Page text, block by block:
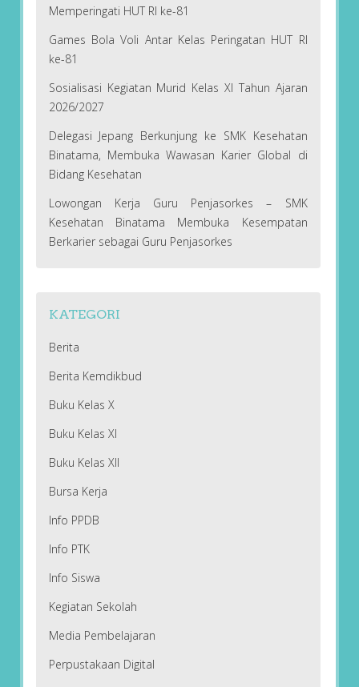
Memperingati HUT RI ke-81
Games Bola Voli Antar Kelas Peringatan HUT RI
ke-81
Sosialisasi Kegiatan Murid Kelas XI Tahun Ajaran
2026/2027
Delegasi Jepang Berkunjung ke SMK Kesehatan
Binatama, Membuka Wawasan Karier Global di
Bidang Kesehatan
Lowongan Kerja Guru Penjasorkes – SMK
Kesehatan Binatama Membuka Kesempatan
Berkarier sebagai Guru Penjasorkes
KATEGORI
Berita
Berita Kemdikbud
Buku Kelas X
Buku Kelas XI
Buku Kelas XII
Bursa Kerja
Info PPDB
Info PTK
Info Siswa
Kegiatan Sekolah
Media Pembelajaran
Perpustakaan Digital